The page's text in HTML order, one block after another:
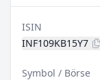
ISIN
INF109KB15Y7
Symbol / Börse